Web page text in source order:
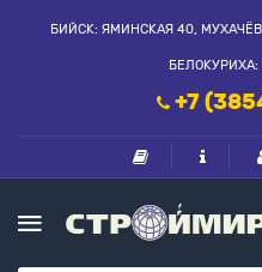
БИЙСК: ЯМИНСКАЯ 40,
БЕЛОКУРИХА:
+7